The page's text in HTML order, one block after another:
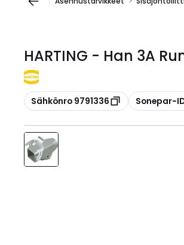
HARTING - Han 3A
Kopioi
Sähkönro 9791336 Kopioi
Sonepar-